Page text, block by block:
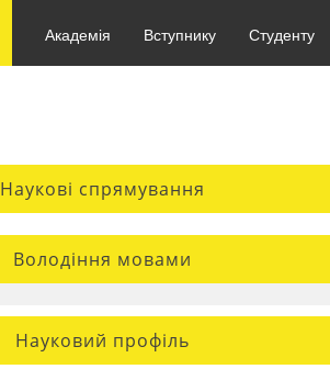
Академія Вступнику Студенту
Наукові спрямування
Володіння мовами
Науковий профіль